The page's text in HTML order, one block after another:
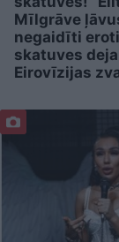
Mīlgrāve
negaidīti
skatuves
Eirovīzijas